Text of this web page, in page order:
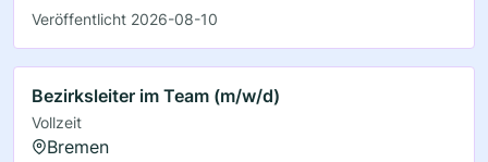
Veröffentlicht 2026-08-10
Bezirksleiter im Team (m/w/d)
Vollzeit
Bremen